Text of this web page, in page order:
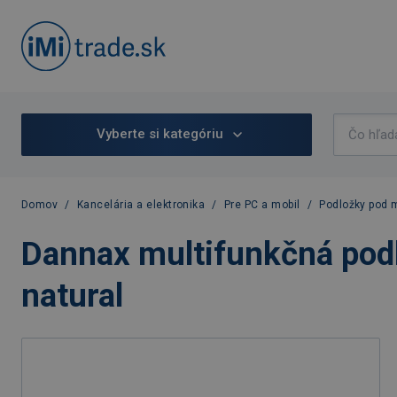
Vyberte si kategóriu
Domov / Kancelária a elektronika / Pre PC a mobil / Podložky pod
Dannax multifunkčná
natural